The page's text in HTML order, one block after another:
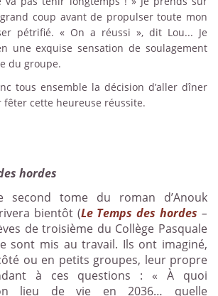
coup avant de propulser toute mon
pétrifié. « On a réussi », dit Lou... Je
une exquise sensation de soulagement
du groupe.
tous ensemble la décision d’aller dîner
cette heureuse réussite.
hordes
second tome du roman d’Anouk
bientôt (Le Temps des hordes –
de troisième du Collège Pasquale
sont mis au travail. Ils ont imaginé,
ou en petits groupes, leur propre
à ces questions : « À quoi
lieu de vie en 2036… quelle